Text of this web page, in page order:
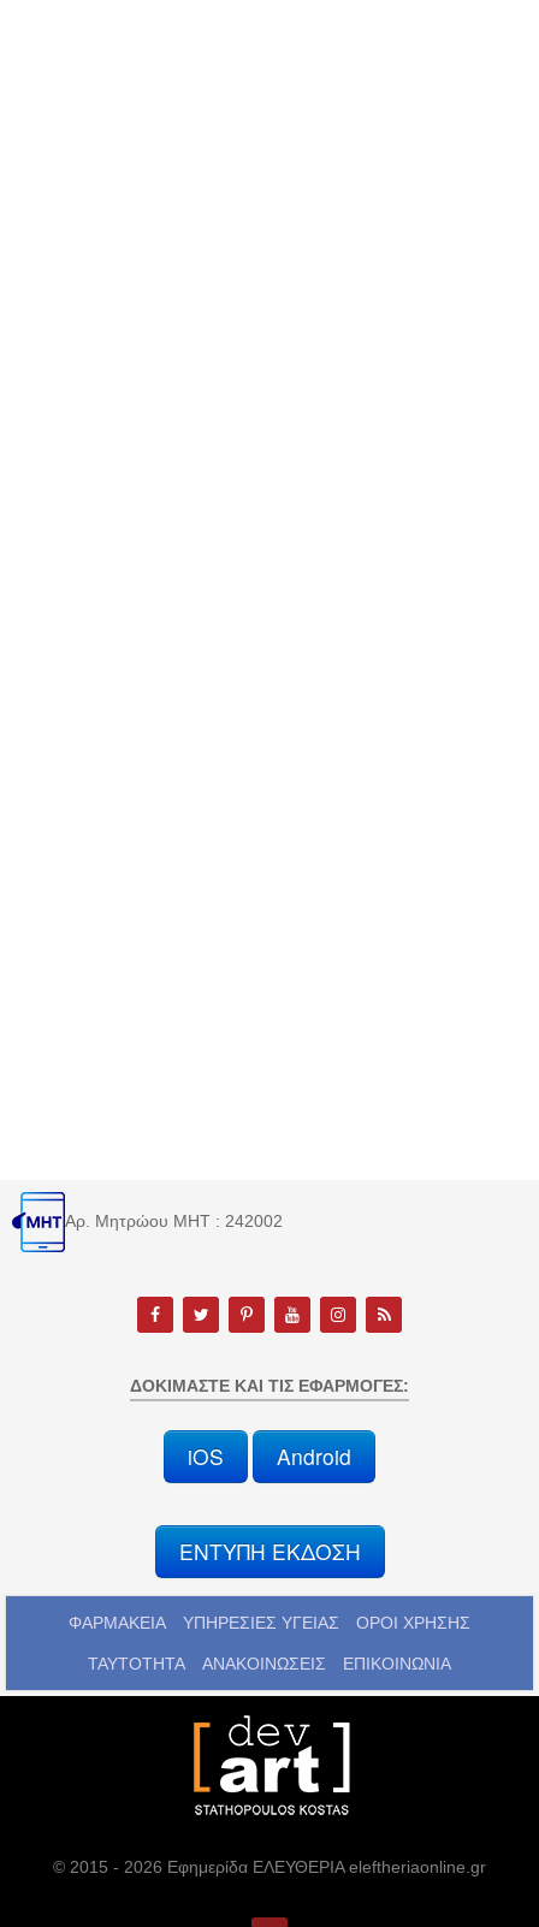
Αρ. Μητρώου MHT : 242002
ΔΟΚΙΜΆΣΤΕ ΚΑΙ ΤΙΣ ΕΦΑΡΜΟΓΈΣ:
iOS Android
ΕΝΤΥΠΗ ΕΚΔΟΣΗ
ΦΑΡΜΑΚΕΙΑ ΥΠΗΡΕΣΙΕΣ ΥΓΕΙΑΣ ΟΡΟΙ ΧΡΗΣΗΣ
ΤΑΥΤΟΤΗΤΑ ΑΝΑΚΟΙΝΩΣΕΙΣ ΕΠΙΚΟΙΝΩΝΙΑ
© 2015 - 2026 Εφημερίδα ΕΛΕΥΘΕΡΙΑ eleftheriaonline.gr